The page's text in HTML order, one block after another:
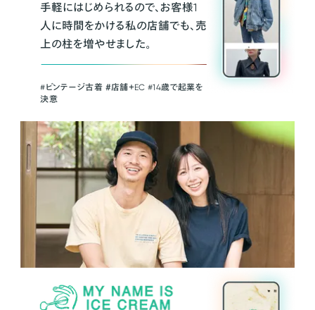
手軽にはじめられるので、お客様1
人に時間をかける私の店舗でも、売
上の柱を増やせました。
#ビンテージ古着 ＃店舗＋EC #14歳で起業を
決意